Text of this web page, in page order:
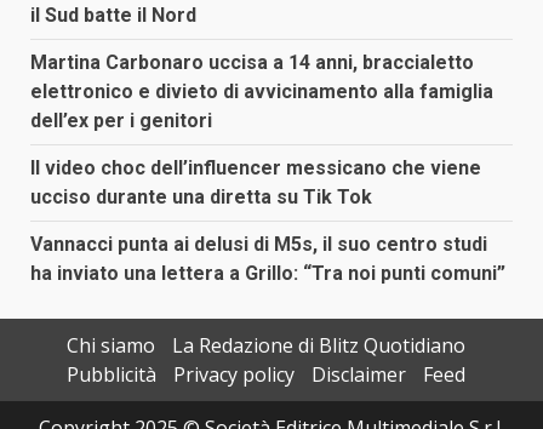
il Sud batte il Nord
Martina Carbonaro uccisa a 14 anni, braccialetto
elettronico e divieto di avvicinamento alla famiglia
dell’ex per i genitori
Il video choc dell’influencer messicano che viene
ucciso durante una diretta su Tik Tok
Vannacci punta ai delusi di M5s, il suo centro studi
ha inviato una lettera a Grillo: “Tra noi punti comuni”
Chi siamo
La Redazione di Blitz Quotidiano
Pubblicità
Privacy policy Disclaimer
Feed